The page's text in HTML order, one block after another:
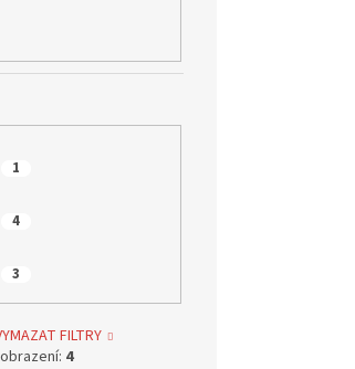
1
4
3
FILTRY
4